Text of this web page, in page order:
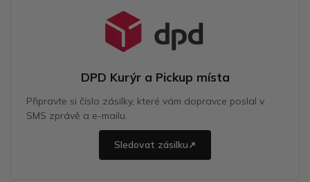
DPD Kurýr a Pickup místa
Připravte si číslo zásilky, které vám dopravce poslal v
SMS zprávě a e-mailu.
Sledovat zásilku↗